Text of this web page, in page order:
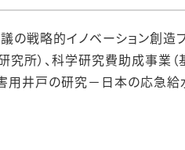
戦略的イノベーション創造プ
所）、科学研究費助成事業（
用井戸の研究－日本の応急